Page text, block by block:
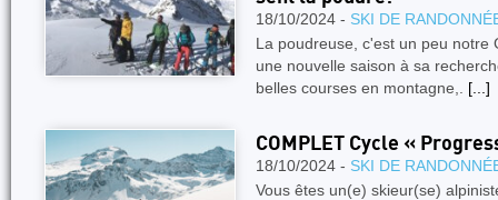
18/10/2024 - SKI DE
La poudreuse, c'est un peu notre
une nouvelle saison à sa
belles courses en montagne,. [...]
COMPLET Cycle «
18/10/2024 - SKI DE
Vous êtes un(e) skieur(se)